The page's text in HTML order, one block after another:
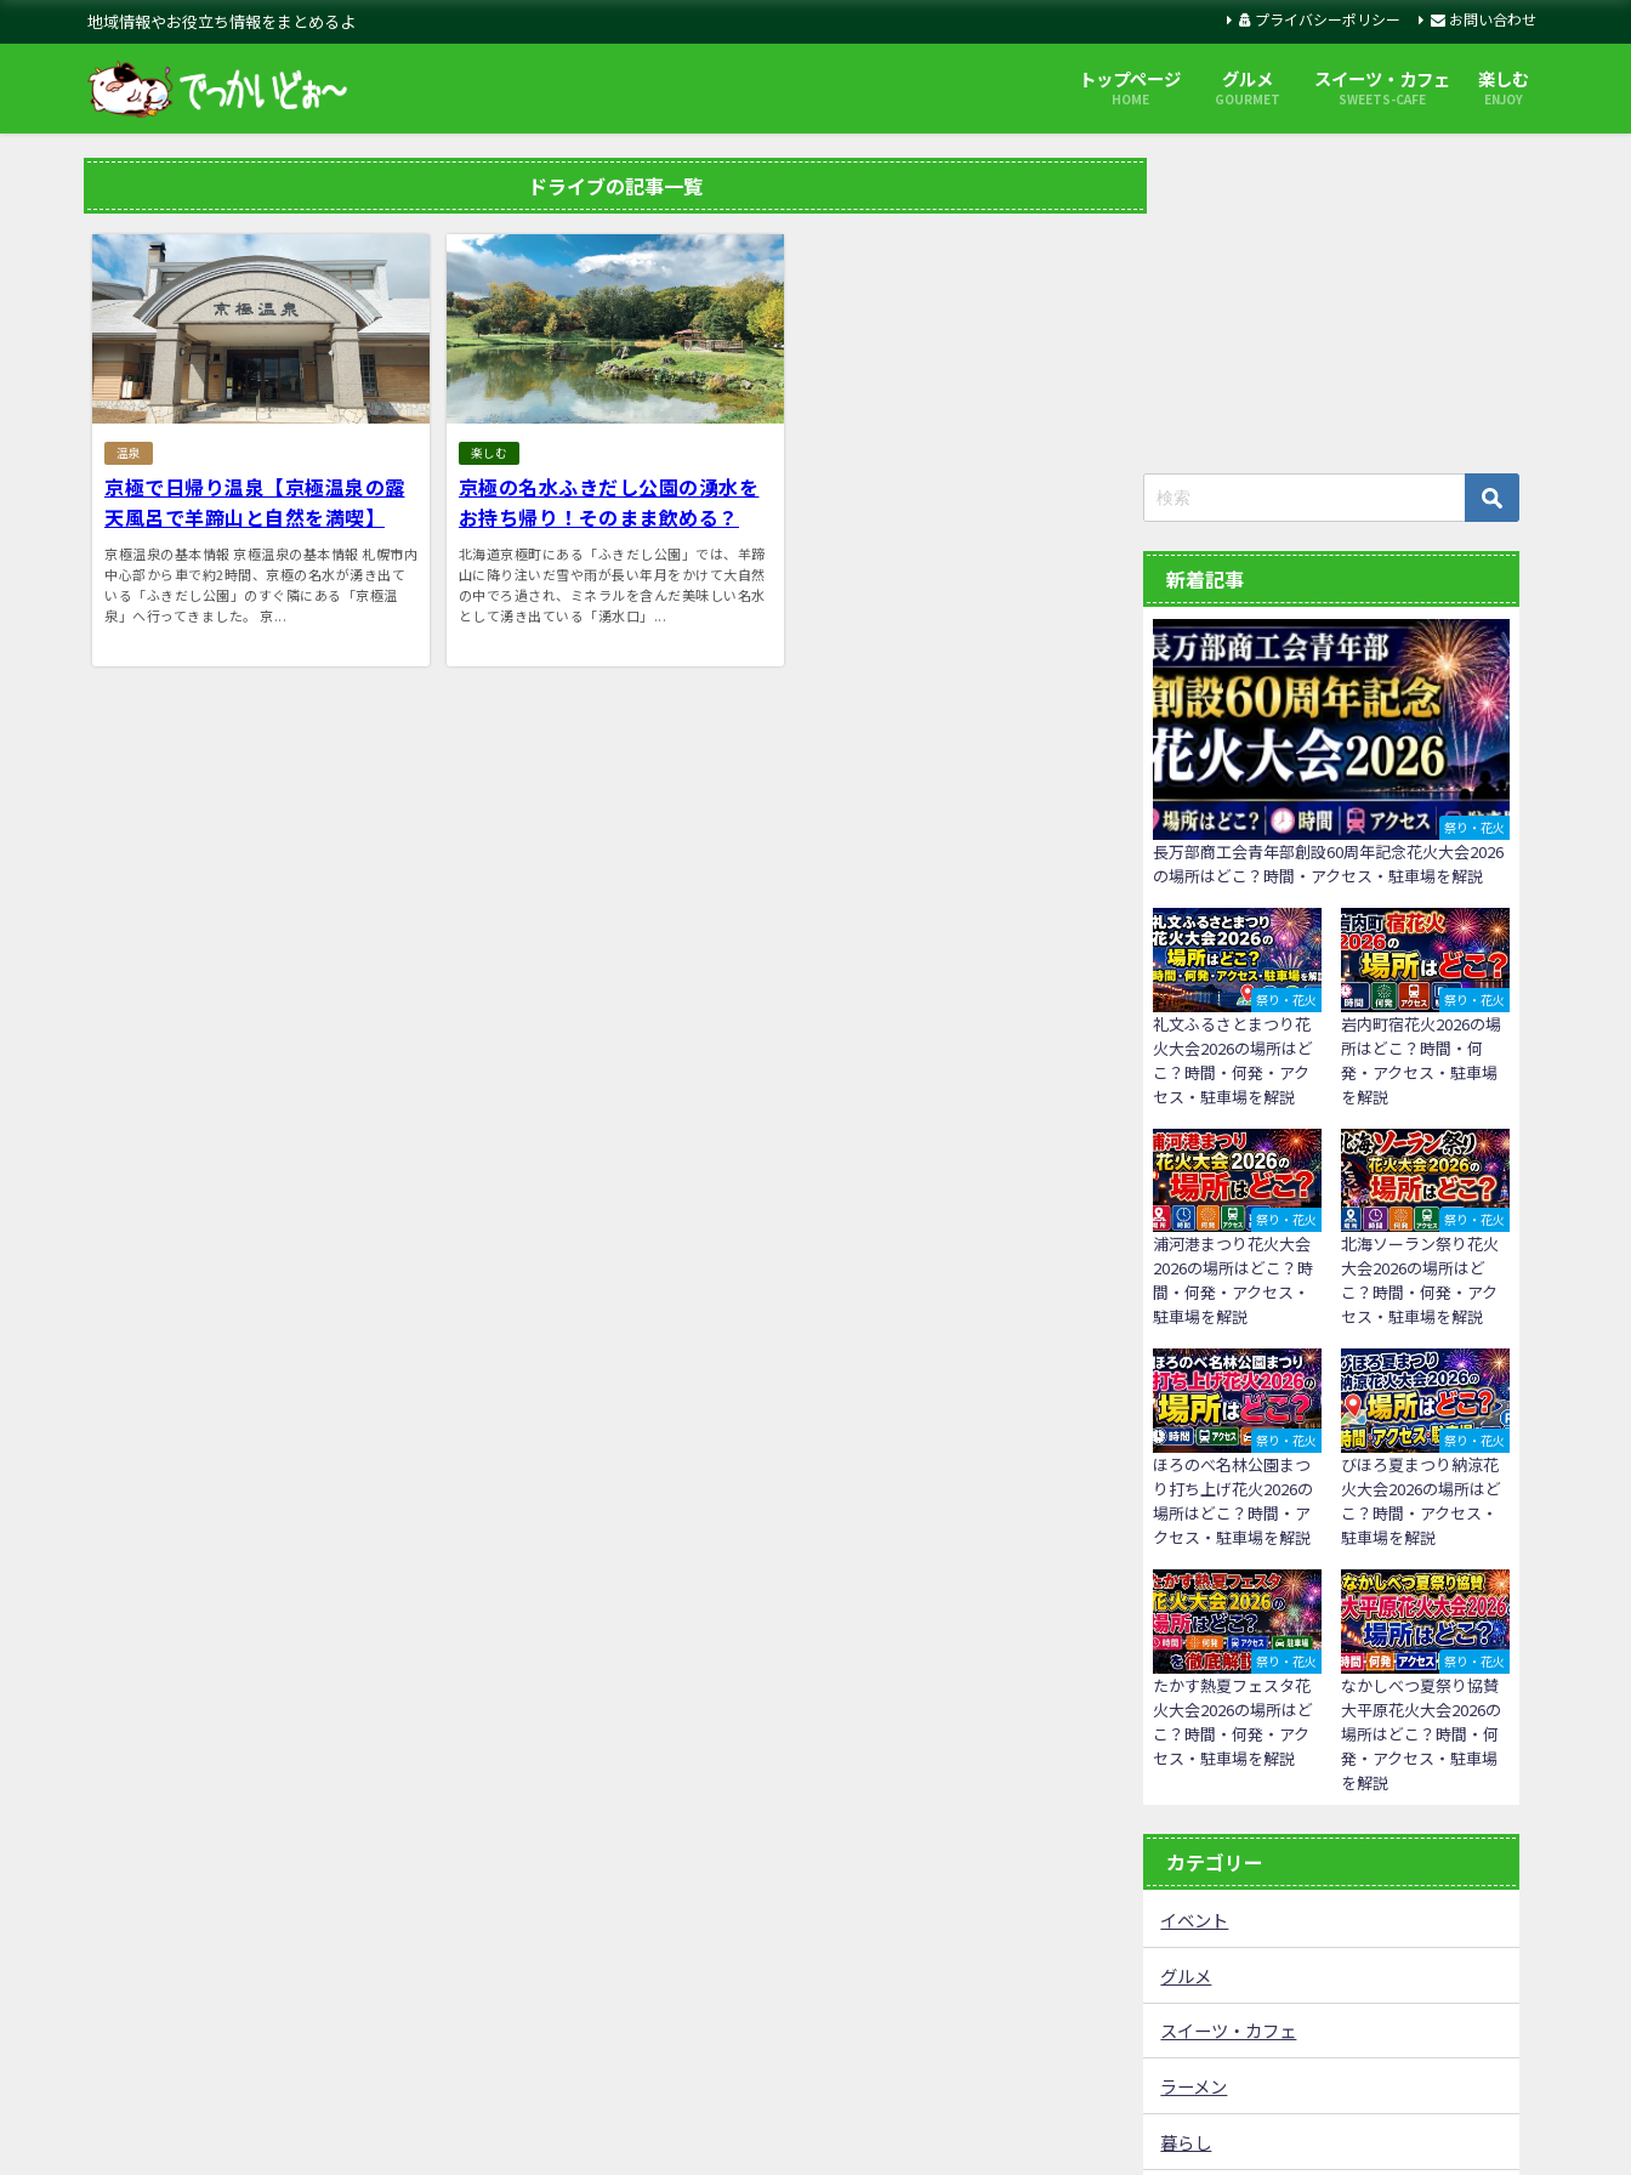
地域情報やお役立ち情報をまとめるよ プライバシーポリシー お問い合わせ
トップページ
HOME
グルメ
GOURMET
スイーツ・カフェ
SWEETS-CAFE
楽しむ
ENJOY
ドライブの記事一覧
温泉
京極で日帰り温泉【京極温泉の露
天風呂で羊蹄山と自然を満喫】
京極温泉の基本情報 京極温泉の基本情報 札幌市内
中心部から車で約2時間、京極の名水が湧き出て
いる「ふきだし公園」のすぐ隣にある「京極温
泉」へ行ってきました。 京...
楽しむ
京極の名水ふきだし公園の湧水を
お持ち帰り！そのまま飲める？
北海道京極町にある「ふきだし公園」では、羊蹄
山に降り注いだ雪や雨が長い年月をかけて大自然
の中でろ過され、ミネラルを含んだ美味しい名水
として湧き出ている「湧水口」...
新着記事
祭り・花火
長万部商工会青年部創設60周年記念花火大会2026
の場所はどこ？時間・アクセス・駐車場を解説
祭り・花火
礼文ふるさとまつり花
火大会2026の場所はど
こ？時間・何発・アク
セス・駐車場を解説
祭り・花火
岩内町宿花火2026の場
所はどこ？時間・何
発・アクセス・駐車場
を解説
祭り・花火
浦河港まつり花火大会
2026の場所はどこ？時
間・何発・アクセス・
駐車場を解説
祭り・花火
北海ソーラン祭り花火
大会2026の場所はど
こ？時間・何発・アク
セス・駐車場を解説
祭り・花火
ほろのべ名林公園まつ
り打ち上げ花火2026の
場所はどこ？時間・ア
クセス・駐車場を解説
祭り・花火
びほろ夏まつり納涼花
火大会2026の場所はど
こ？時間・アクセス・
駐車場を解説
祭り・花火
たかす熱夏フェスタ花
火大会2026の場所はど
こ？時間・何発・アク
セス・駐車場を解説
祭り・花火
なかしべつ夏祭り協賛
大平原花火大会2026の
場所はどこ？時間・何
発・アクセス・駐車場
を解説
カテゴリー
イベント
グルメ
スイーツ・カフェ
ラーメン
暮らし